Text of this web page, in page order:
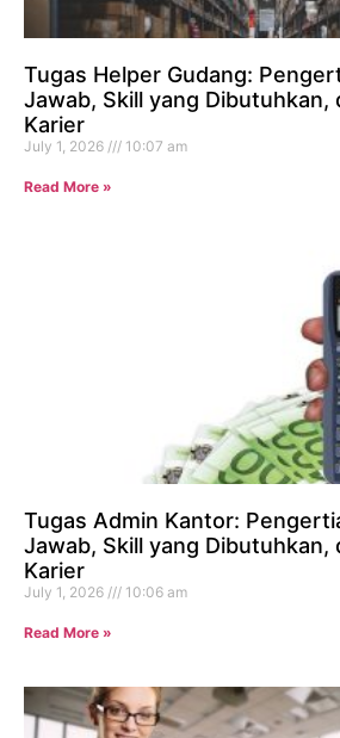
Tugas Helper Gudang:
Jawab, Skill yang Dibutuhkan,
Karier
July 1, 2026 10:07 am
Read More »
Tugas Admin Kantor:
Jawab, Skill yang Dibutuhkan,
Karier
July 1, 2026 10:06 am
Read More »